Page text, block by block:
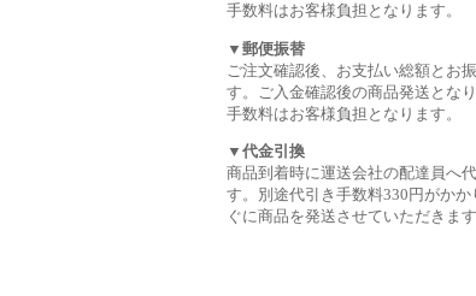
手数料はお客様負担となります。
▼郵便振替
ご注文確認後、お支払い総額とお
す。ご入金確認後の商品発送とな
手数料はお客様負担となります。
▼代金引換
商品到着時に運送会社の配達員へ
す。別途代引き手数料330円がか
ぐに商品を発送させていただきます